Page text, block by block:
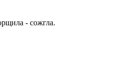
- сожгла.